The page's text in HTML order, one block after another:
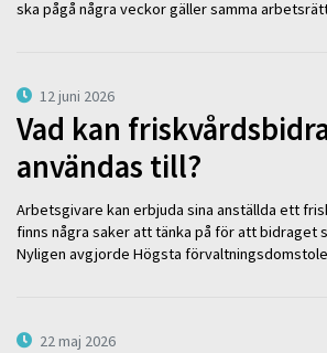
ska pågå några veckor gäller samma
12 juni 2026
Vad kan
användas till?
Arbetsgivare kan erbjuda sina anställda ett
finns några saker att tänka på för att bidraget
Nyligen avgjorde Högsta
22 maj 2026